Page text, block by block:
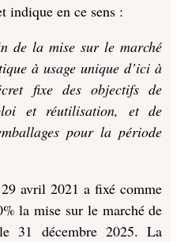
indique en ce sens :
de la mise sur le marché
à usage unique d’ici à
fixe des objectifs de
et réutilisation, et de
pour la période
avril 2021 a fixé comme
la mise sur le marché de
31 décembre 2025. La